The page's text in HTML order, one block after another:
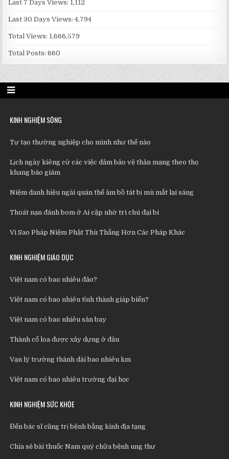
Last 7 Days Views: 1,112
Last 30 Days Views:4,794
Total Views: 1,666,579
Total Posts:660
KINH NGHIỆM SỐNG
Tự tạo thường nghiệp cho mình như thế nào
Lịch ngày kiêng cử các việc dâm bảo vệ thân mạng theo thọ
khang bảo giám
Niệm danh hiệu ngài quán thế âm bồ tát bị mù mắt lại sáng
Thoát nạn đánh bom ở Ai cập nhờ trì chú đại bi
Vì Sao Pháp Niệm Phật Thù Thắng Hơn Các Pháp Khác
KINH NGHIỆM GIÁO DỤC
Việt nam có bao nhiêu đảo?
Việt nam có bao nhiêu tỉnh thành giáp biển?
Việt nam có bao nhiêu sân bay
Thành cổ loa được xây dựng ở đâu
Vạn lý trường thành dài bao nhiêu km
Việt nam có bao nhiêu trường đại học
KINH NGHIỆM SỨC KHỎE
Đến bác sĩ cũng trị bệnh bằng kinh địa tạng
Chia sẻ bài thuốc Nam quý chữa bệnh ung thư